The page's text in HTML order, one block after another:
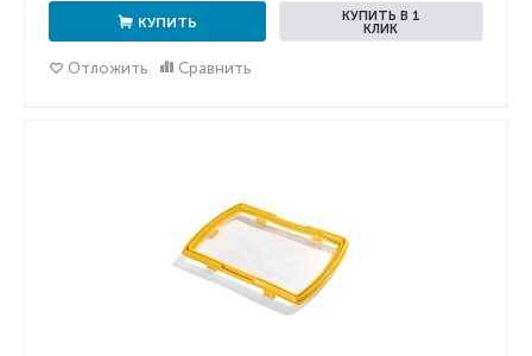
КУПИТЬ
КУПИТЬ В 1
КЛИК
Отложить Сравнить